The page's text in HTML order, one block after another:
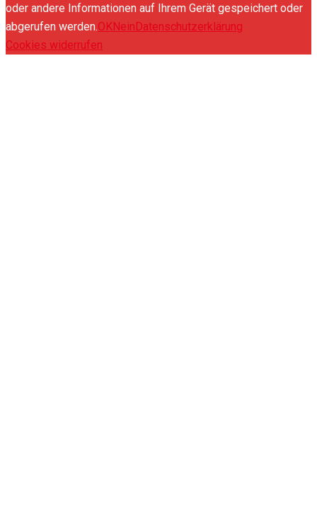
oder andere Informationen auf Ihrem Gerät gespeichert oder
abgerufen werden.OKNeinDatenschutzerklärung
Cookies widerrufen